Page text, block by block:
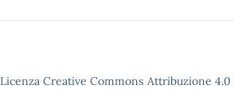
Creative Commons Attribuzione 4.0